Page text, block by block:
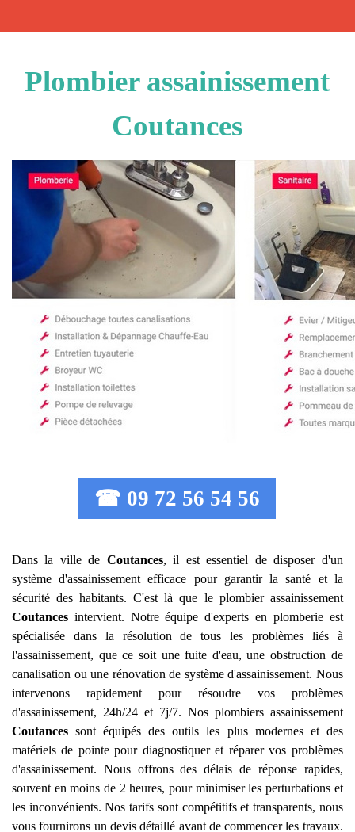
Plombier assainissement
Coutances
☎ 09 72 56 54 56
Dans la ville de Coutances, il est essentiel de disposer d'un
système d'assainissement efficace pour garantir la santé et la
sécurité des habitants. C'est là que le plombier assainissement
Coutances intervient. Notre équipe d'experts en plomberie est
spécialisée dans la résolution de tous les problèmes liés à
l'assainissement, que ce soit une fuite d'eau, une obstruction de
canalisation ou une rénovation de système d'assainissement. Nous
intervenons rapidement pour résoudre vos problèmes
d'assainissement, 24h/24 et 7j/7. Nos plombiers assainissement
Coutances sont équipés des outils les plus modernes et des
matériels de pointe pour diagnostiquer et réparer vos problèmes
d'assainissement. Nous offrons des délais de réponse rapides,
souvent en moins de 2 heures, pour minimiser les perturbations et
les inconvénients. Nos tarifs sont compétitifs et transparents, nous
vous fournirons un devis détaillé avant de commencer les travaux.